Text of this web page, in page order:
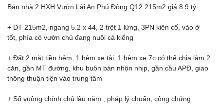
Bán nhà 2 HXH Vườn Lài An Phú Đông Q12 215m2 giá 8.9 tỷ
+ DT 215m2, ngang 5.2 x 44, 2 trệt 1 lửng, 3PN kiên cố, vào ở
tốt, phía có vườn chủ đang nuôi cá kiểng
+ Đất 2 mặt tiền hẻm, 1 hẻm xe tải, 1 hẻm xe 7c có thể chia làm 2
căn, gần MT đường, khu buôn bán nhộn nhịp, gần cầu APĐ, giao
thông thuận tiện vào trung tâm
+ Sổ vuông chính chủ lâu năm , pháp lý chuẩn, công chứng